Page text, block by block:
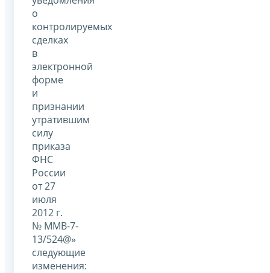
о
контролируемых
сделках
в
электронной
форме
и
признании
утратившим
силу
приказа
ФНС
России
от 27
июля
2012 г.
№ ММВ-7-
13/524@»
следующие
изменения: